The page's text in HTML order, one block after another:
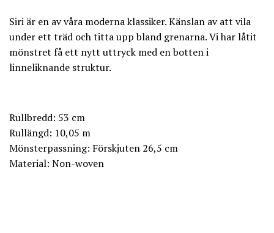
Siri är en av våra moderna klassiker. Känslan av att vila
under ett träd och titta upp bland grenarna. Vi har låtit
mönstret få ett nytt uttryck med en botten i
linneliknande struktur.
Rullbredd: 53 cm
Rullängd: 10,05 m
Mönsterpassning: Förskjuten 26,5 cm
Material: Non-woven